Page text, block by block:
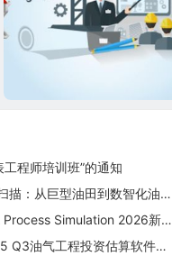
程师培训班”的通知
型油田到数智化油田的系统性布局
Simulation 2026新版本发布
气工程投资估算软件新版本发布